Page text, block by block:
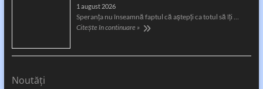
1 august 2026
Speranţa nu înseamnă faptul că aştepţi ca totul să îţi …
Citește în continuare »
Noutăți